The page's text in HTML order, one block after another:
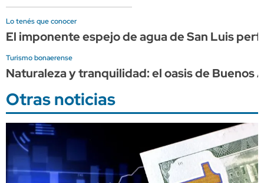
Lo tenés que conocer
El imponente espejo de agua de San Luis
Turismo bonaerense
Naturaleza y tranquilidad: el oasis de Buenos
Otras noticias